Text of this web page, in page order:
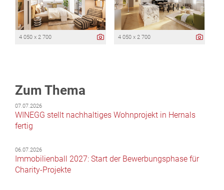
4 050 x 2 700 4 050 x 2 700
Zum Thema
07.07.2026
WINEGG stellt nachhaltiges Wohnprojekt in Hernals
fertig
06.07.2026
Immobilienball 2027: Start der Bewerbungsphase für
Charity-Projekte